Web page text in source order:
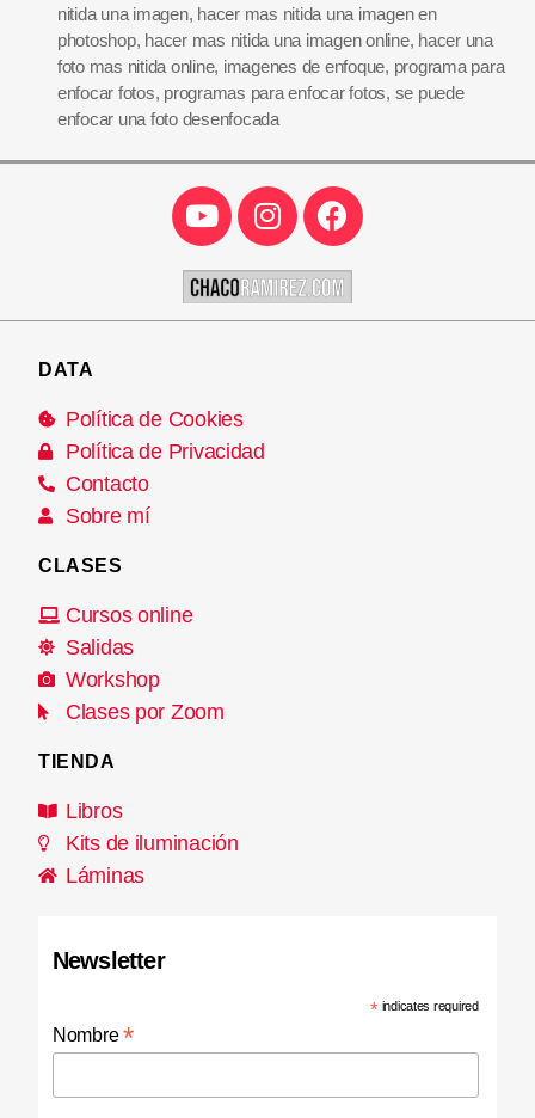
nitida una imagen, hacer mas nitida una imagen en
photoshop, hacer mas nitida una imagen online, hacer una
foto mas nitida online, imagenes de enfoque, programa para
enfocar fotos, programas para enfocar fotos, se puede
enfocar una foto desenfocada
DATA
Política de Cookies
Política de Privacidad
Contacto
Sobre mí
CLASES
Cursos online
Salidas
Workshop
Clases por Zoom
TIENDA
Libros
Kits de iluminación
Láminas
Newsletter
*indicates required
Nombre*